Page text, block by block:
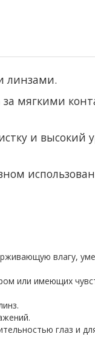
линзами.
за мягкими
и высокий
влагу,
или имеющих
глаз и